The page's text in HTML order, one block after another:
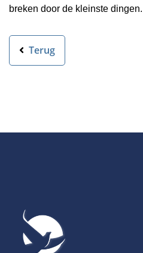
breken door de kleinste dingen.
Terug